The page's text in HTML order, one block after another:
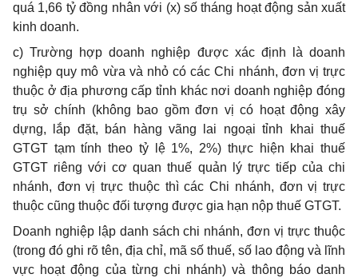
quá 1,66 tỷ đồng nhân với (x) số tháng hoạt động sản xuất
kinh doanh.
c) Trường hợp doanh nghiệp được xác định là doanh
nghiệp quy mô vừa và nhỏ có các Chi nhánh, đơn vị trực
thuộc ở địa phương cấp tỉnh khác nơi doanh nghiệp đóng
trụ sở chính (không bao gồm đơn vị có hoạt động xây
dựng, lắp đặt, bán hàng vãng lai ngoại tỉnh khai thuế
GTGT tạm tính theo tỷ lệ 1%, 2%) thực hiện khai thuế
GTGT riêng với cơ quan thuế quản lý trực tiếp của chi
nhánh, đơn vị trực thuộc thì các Chi nhánh, đơn vị trực
thuộc cũng thuộc đối tượng được gia hạn nộp thuế GTGT.
Doanh nghiệp lập danh sách chi nhánh, đơn vị trực thuộc
(trong đó ghi rõ tên, địa chỉ, mã số thuế, số lao động và lĩnh
vực hoạt động của từng chi nhánh) và thông báo danh